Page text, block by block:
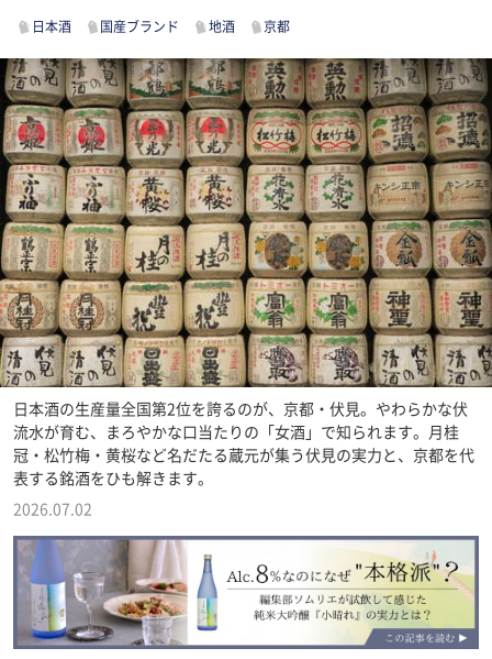
日本酒 国産ブランド 地酒 京都
日本酒の生産量全国第2位を誇るのが、京都・伏見。やわらかな伏
流水が育む、まろやかな口当たりの「女酒」で知られます。月桂
冠・松竹梅・黄桜など名だたる蔵元が集う伏見の実力と、京都を代
表する銘酒をひも解きます。
2026.07.02